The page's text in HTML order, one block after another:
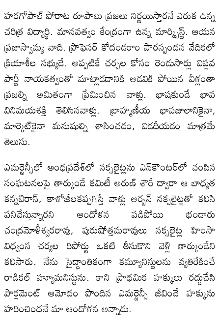
హరగోపాల్ పోరాట రూపాలు ప్రజలు నిర్ణయిస్తారనే ఎరుక ఉన్న
చరిత్ర విద్యార్థి. మానవత్వం కేంద్రంగా ఉన్న మార్క్సిస్ట్. ఆయన
ప్రజాస్వామ్య వాది. ప్రొఫెసర్ కోదండరాం పౌరస్పందన వేదికలో
క్రియాశీల సభ్యుడే. అప్పటికే చర్చల కోసం రెండుసార్లు విప్లవ
పార్టీ నాయకత్వంతో మాట్లాడడానికి అడవికి పోయిన వీళ్లంతా
ప్రజల్ని అమితంగా ప్రేమించిన వాళ్లు. భాషకుండే భావ
వినిమయశక్తి తెలిసినవాళ్లు. బ్రాహ్మణీయ భావజాలానికైనా,
మార్కెట్‌కైనా మనుషుల్ని శాసించడం, విడదీయడం మాత్రమే
తెలుసు.
ఎమర్జెన్సీలో ఆంధప్రదేశ్‌లో నక్సలైట్లను ఎన్‌కౌంటర్‌లో చంపిన
సంఘటనలపై తార్కుండే కమిటీ అరుణ్ శౌరీ ద్వారా ఆ బాధ్యత
కన్నబిరాన్, కాళోజీలకప్పగిస్తే వాళ్లు అర్బన్ నక్సలైట్లతో కలిసి
పనిచేస్తున్నారని ఆందోళన పడిపోయి భండారు
చంద్రమోళీశ్వరరావు, పురుషోత్తమరావులు నక్సలైట్ల హింసా
విధ్వంస చర్యల రిపోర్టు ఒకటి తీసుకొని వెళ్లి తార్కుండేని
కలిసారు. నేను సైద్ధాంతికంగా కమ్యూనిస్టులను వ్యతిరేకించే
రాడికల్ హ్యూమనిస్టును. కాని ప్రాథమిక హక్కులు రద్దుచేసి
పార్లమెంట్ ఆమోదం పొందిన ఎమర్జెన్సీ జీవించే హక్కును
హరించిందనే మా ఆందోళన అన్నాడు.